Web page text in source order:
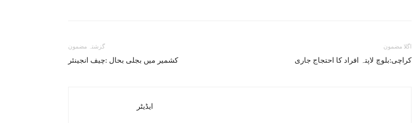
گزشتہ مضمون
کشمیر میں بجلی بحال :چیف انجینئر
اگلا مضمون
کراچی:بلوچ لاپتہ افراد کا احتجاج جاری
ایڈیٹر